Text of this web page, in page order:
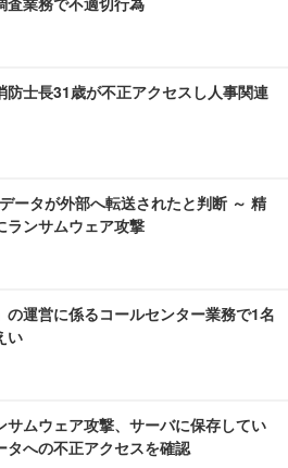
査業務で不適切行為
士長31歳が不正アクセスし人事関連
ータが外部へ転送されたと判断 ～ 精
ランサムウェア攻撃
の運営に係るコールセンター業務で1名
い
サムウェア攻撃、サーバに保存してい
タへの不正アクセスを確認